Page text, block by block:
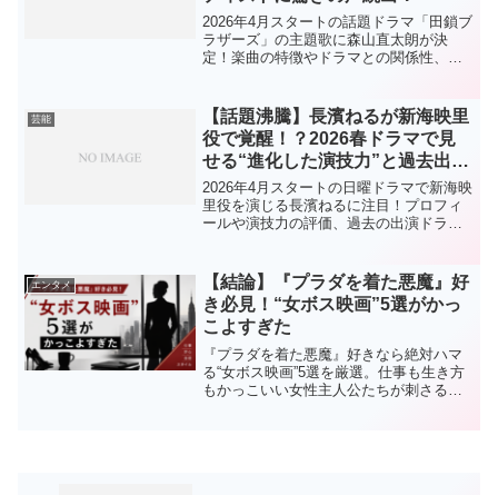
2026年4月スタートの話題ドラマ「田鎖ブ
ラザーズ」の主題歌に森山直太朗が決
定！楽曲の特徴やドラマとの関係性、起
た。
芸能
【話題沸騰】長濱ねるが新海映里
役で覚醒！？2026春ドラマで見
せる“進化した演技力”と過去出演
作まとめ
2026年4月スタートの日曜ドラマで新海映
里役を演じる長濱ねるに注目！プロフィ
ールや演技力の評価、過去の出演ドラ
エンタメ
【結論】『プラダを着た悪魔』好
き必見！“女ボス映画”5選がかっ
こよすぎた
『プラダを着た悪魔』好きなら絶対ハマ
る“女ボス映画”5選を厳選。仕事も生き方
もかっこいい女性主人公たちが刺さる神